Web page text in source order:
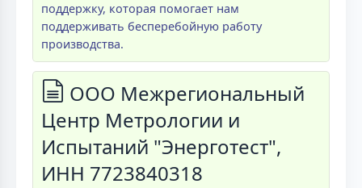
поддержку, которая помогает нам
поддерживать бесперебойную работу
производства.
ООО Межрегиональный
Центр Метрологии и
Испытаний "Энерготест",
ИНН 7723840318